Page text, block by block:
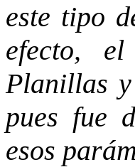
este tipo
efecto, el
Planillas
pues fue
esos